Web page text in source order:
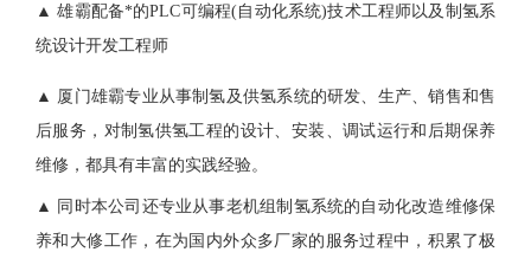
▲ 雄霸配备*的PLC可编程(自动化系统)技术工程师以及制氢系
统设计开发工程师
▲ 厦门雄霸专业从事制氢及供氢系统的研发、生产、销售和售
后服务，对制氢供氢工程的设计、安装、调试运行和后期保养
维修，都具有丰富的实践经验。
▲ 同时本公司还专业从事老机组制氢系统的自动化改造维修保
养和大修工作，在为国内外众多厂家的服务过程中，积累了极